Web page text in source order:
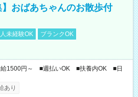
】おばあちゃんのお散歩付
未経験OK
ブランクOK
給1500円～ ■週払いOK ■扶養内OK ■日
あり